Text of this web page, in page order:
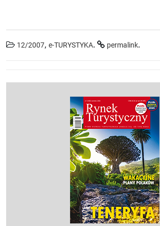
12/2007, e-TURYSTYKA. permalink.